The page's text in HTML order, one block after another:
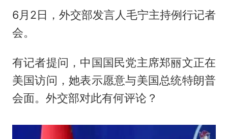
6月2日，外交部发言人毛宁主持例行记者
会。
有记者提问，中国国民党主席郑丽文正在
美国访问，她表示愿意与美国总统特朗普
会面。外交部对此有何评论？